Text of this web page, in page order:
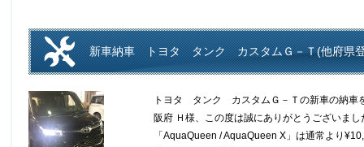
新車納車 トヨタ タンク カスタムＧ－Ｔ(他府県
トヨタ タンク カスタムＧ－Ｔの新車の納車
阪府 Ｈ様、この度は誠にありがとうございま
「AquaQueen / AquaQueen X」は通常より